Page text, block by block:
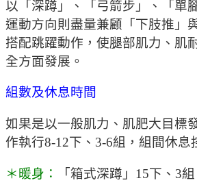
以「深蹲」、「弓箭步」、「單
運動方向則盡量兼顧「下肢推」
搭配跳躍動作，使腿部肌力、肌
全方面發展。
組數及休息時間
如果是以一般肌力、肌肥大目標
作執行8-12下、3-6組，組間休息
＊暖身： 「箱式深蹲」15下、3組